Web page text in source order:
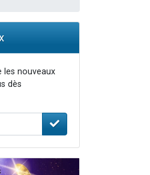
les nouveaux
dès